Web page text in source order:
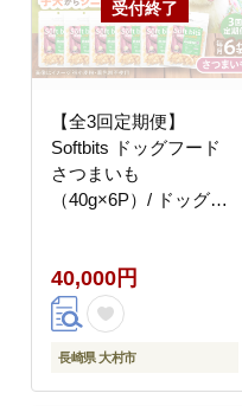
【全3回定期便】
Softbits ドッグフード
さつまいも
（40g×6P）/ ドッグフ
村市 / サポート
[ACAM040]
40,000円
長崎県 大村市